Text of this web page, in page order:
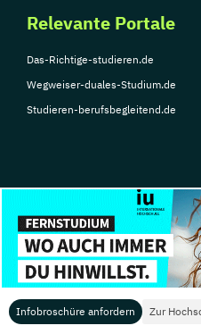
Infobroschüre anfordern Zur
Relevante Portale
Das-Richtige-studieren.de
Wegweiser-duales-Studium.de
Studieren-berufsbegleitend.de
© Copyright 2026, TarGroup Media
Impressum
Datenschutzerklärung